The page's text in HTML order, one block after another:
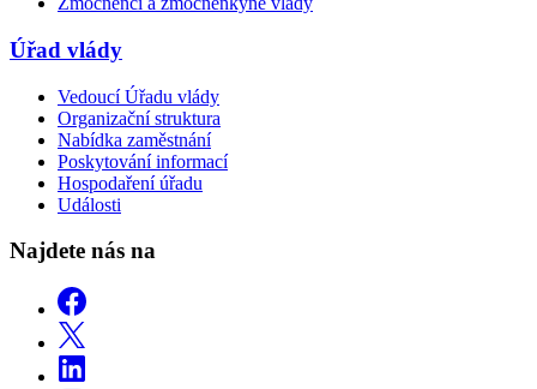
Úřad vlády
Vedoucí Úřadu vlády
Organizační struktura
Nabídka zaměstnání
Poskytování informací
Hospodaření úřadu
Události
Najdete nás na